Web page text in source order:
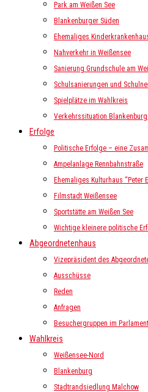
Park am Weißen See
Blankenburger Süden
Ehemaliges
Nahverkehr in Weißensee
Sanierung Grundschule am
Schulsanierungen und
Spielplätze im Wahlkreis
Verkehrssituation Blankenburg
Erfolge
Politische Erfolge – eine
Ampelanlage Rennbahnstraße
Ehemaliges Kulturhaus “Peter
Filmstadt Weißensee
Sportstätte am Weißen See
Wichtige kleinere politische
Abgeordnetenhaus
Vizepräsident des
Ausschüsse
Reden
Anfragen
Besuchergruppen im Parlament
Wahlkreis
Weißensee-Nord
Blankenburg
Stadtrandsiedlung Malchow